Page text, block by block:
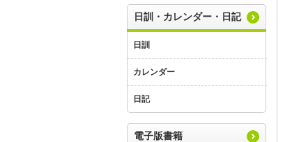
日訓・カレンダー・日記
日訓
カレンダー
日記
電子版書籍